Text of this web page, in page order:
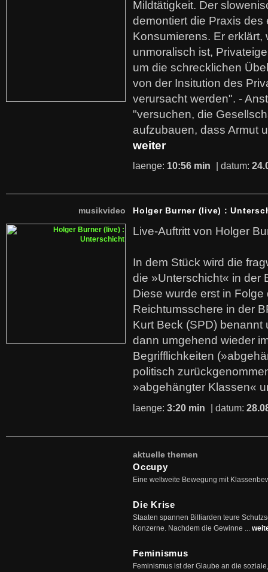
Mildtätigkeit. Der
demontiert die Praxis des
Konsumierens. Er erklärt,
unmoralisch ist,
um die schrecklichen
von der Insitution des
verursacht werden". -
"versuchen, die
aufzubauen, dass Armut
weiter
laenge: 10:56 min | datum:
musikvideo Holger Burner (live) :
Live-Auftritt von Holger
In dem Stück wird die
die »Unterschicht« in der
Diese wurde erst in
Reichtumsschere in der
Kurt Beck (SPD)
dann umgehend wieder
Begrifflichkeiten
politisch
»abgehängter Klassen«
laenge: 3:20 min | datum:
aktuelle themen
Occupy
Eine weltweite Bewegung mit
Die Krise
Staaten spannen Billiarden teure
Konzerne. Nachdem die Gewinne ...
Feminismus
Feminismus ist der Glaube an die